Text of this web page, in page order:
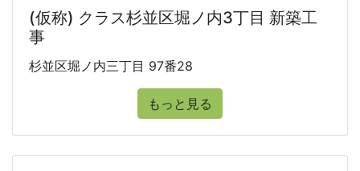
(仮称) クラス杉並区堀ノ内3丁目 新築工
事
杉並区堀ノ内三丁目 97番28
もっと見る